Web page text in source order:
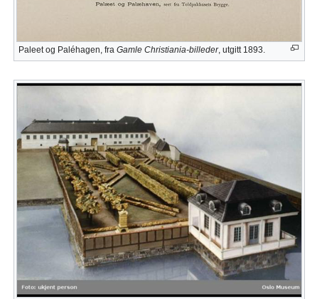
Paleet og Paléhagen, fra Gamle Christiania-billeder, utgitt 1893.